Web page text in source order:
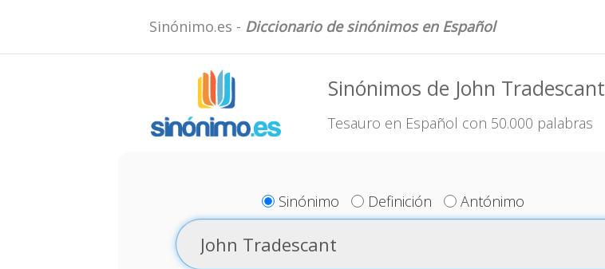
Sinónimo.es - Diccionario de sinónimos en Español
Sinónimos de John Tradescant
Tesauro en Español con 50.000 palabras
Sinónimo Definición Antónimo